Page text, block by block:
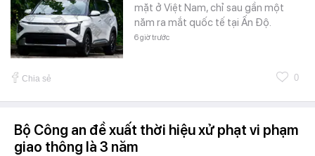
mặt ở Việt Nam, chỉ sau gần một
năm ra mắt quốc tế tại Ấn Độ.
6 giờ trước
Chia sẻ 0
Bộ Công an đề xuất thời hiệu xử phạt vi phạm
giao thông là 3 năm